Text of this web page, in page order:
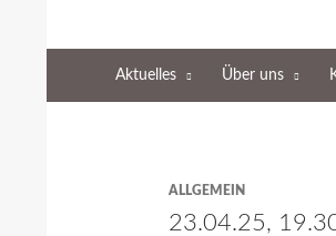
Katholische Gemeinde
Aktuelles
Über uns
ALLGEMEIN
23.04.25,